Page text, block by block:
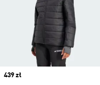
Price
439 zł